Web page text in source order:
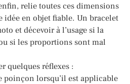
relie toutes ces dimensions
idée en objet fiable. Un bracelet
et décevoir à l’usage si la
si les proportions sont mal
quelques réflexes :
poinçon lorsqu’il est applicable